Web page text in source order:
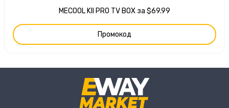
MECOOL KII PRO TV BOX за $69.99
Промокод